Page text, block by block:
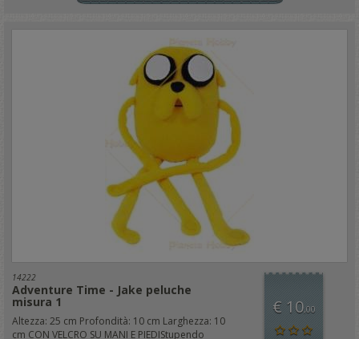
14222
Adventure Time - Jake peluche
misura 1
Altezza: 25 cm Profondità: 10 cm Larghezza: 10
cm CON VELCRO SU MANI E PIEDIStupendo
€ 10,00